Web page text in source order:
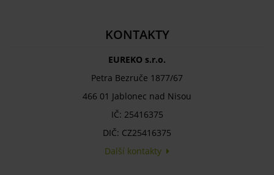
KONTAKTY
EUREKO s.r.o.
Petra Bezruče 1877/67
466 01 Jablonec nad Nisou
IČ: 25416375
DIČ: CZ25416375
Další kontakty